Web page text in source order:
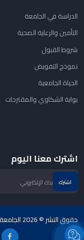
الدراسة في الجامعة
التأمين والرعاية الصحية
شروط القبول
نموذج التفويض
الحياة الجامعية
بوابة الشكاوي والمقترحات
اشترك معنا اليوم
حقوق النشر © 2026 الجامعة العربية الدولية (AIU). جميع الحقوق محفوظة.